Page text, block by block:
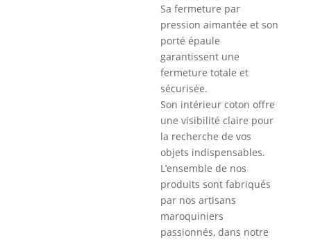
Sa fermeture par
pression aimantée et son
porté épaule
garantissent une
fermeture totale et
sécurisée.
Son intérieur coton offre
une visibilité claire pour
la recherche de vos
objets indispensables.
L’ensemble de nos
produits sont fabriqués
par nos artisans
maroquiniers
passionnés, dans notre